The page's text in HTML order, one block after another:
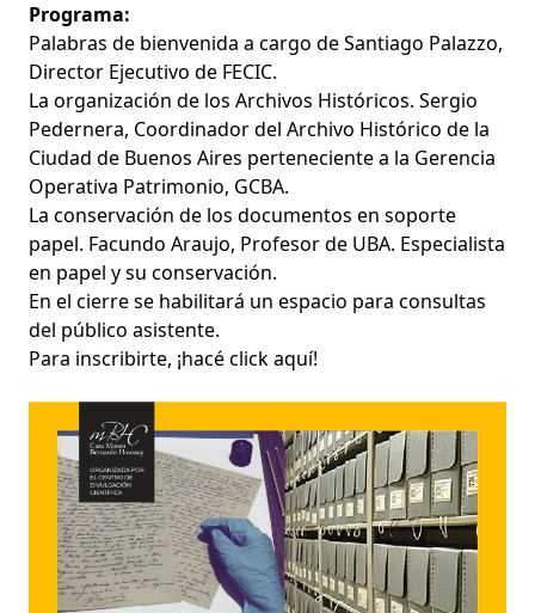
Programa:
Palabras de bienvenida a cargo de Santiago Palazzo,
Director Ejecutivo de FECIC.
La organización de los Archivos Históricos. Sergio
Pedernera, Coordinador del Archivo Histórico de la
Ciudad de Buenos Aires perteneciente a la Gerencia
Operativa Patrimonio, GCBA.
La conservación de los documentos en soporte
papel. Facundo Araujo, Profesor de UBA. Especialista
en papel y su conservación.
En el cierre se habilitará un espacio para consultas
del público asistente.
Para inscribirte, ¡hacé clickaquí!